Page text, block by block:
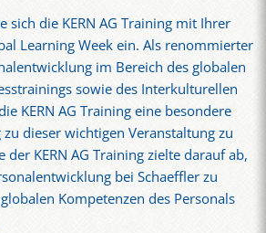
sich die KERN AG Training mit Ihrer
Learning Week ein. Als renommierter
im Bereich des globalen
sowie des Interkulturellen
KERN AG Training eine besondere
dieser wichtigen Veranstaltung zu
der KERN AG Training zielte darauf ab,
bei Schaeffler zu
Kompetenzen des Personals